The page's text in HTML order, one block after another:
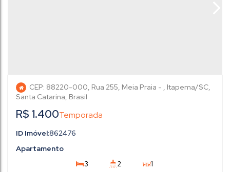
Apartamento
R$ 1.400
862476
CEP: 88220-000, Rua 255, Meia Praia , Itapema
,
Santa Catarina, Brasil
3 2
1